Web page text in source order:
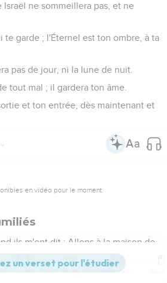
ne sommeillera pas, et ne
te garde ; l'Éternel est ton ombre, à ta
pas de jour, ni la lune de nuit.
tout mal ; il gardera ton âme.
et ton entrée, dès maintenant et
en vidéo pour le moment.
ils m'ont dit : Allons à la maison de
dans tes portes, ô Jérusalem !
Commentaires Strong